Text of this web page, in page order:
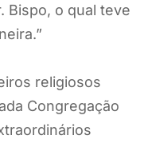
Bispo, o qual teve
religiosos
Congregação